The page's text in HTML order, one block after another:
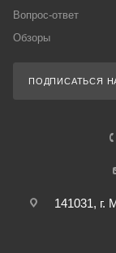
Вопрос-ответ
Обзоры
ПОДПИСАТЬСЯ
141031,